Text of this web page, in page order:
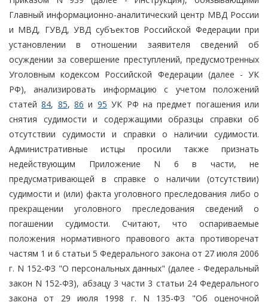
Главный информационно-аналитический центр МВД России
и МВД, ГУВД, УВД субъектов Российской Федерации при
установлении в отношении заявителя сведений об
осуждении за совершение преступлений, предусмотренных
Уголовным кодексом Российской Федерации (далее - УК
РФ), анализировать информацию с учетом положений
статей84, 85,86 и 95 УК РФ на предмет погашения или
снятия судимости и содержащими образцы справки об
отсутствии судимости и справки о наличии судимости.
Административные истцы просили также признать
недействующим Приложение N 6 в части, не
предусматривающей в справке о наличии (отсутствии)
судимости и (или) факта уголовного преследования либо о
прекращении уголовного преследования сведений о
погашении судимости. Считают, что оспариваемые
положения нормативного правового акта противоречат
частям 1 и 6 статьи 5 Федерального закона от 27 июля 2006
г. N 152-ФЗ "О персональных данных" (далее - Федеральный
закон N 152-ФЗ), абзацу 3 части 3 статьи 24 Федерального
закона от 29 июля 1998 г. N 135-ФЗ "Об оценочной